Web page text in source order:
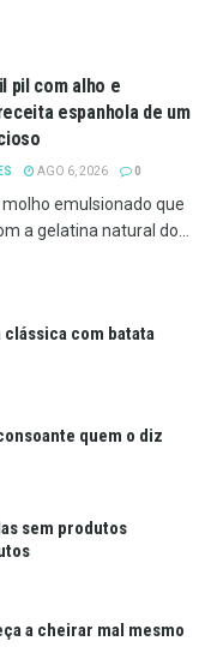
pil com alho e
espanhola de um
AGO 6, 2026 0
molho emulsionado que
a gelatina natural do...
clássica com batata
quem o diz
sem produtos
a cheirar mal mesmo